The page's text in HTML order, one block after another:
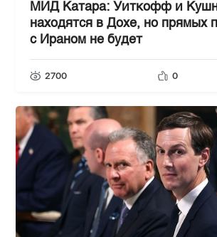
МИД Катара: Уиткофф и
находятся в Дохе, но прямых
с Ираном не будет
2700 0